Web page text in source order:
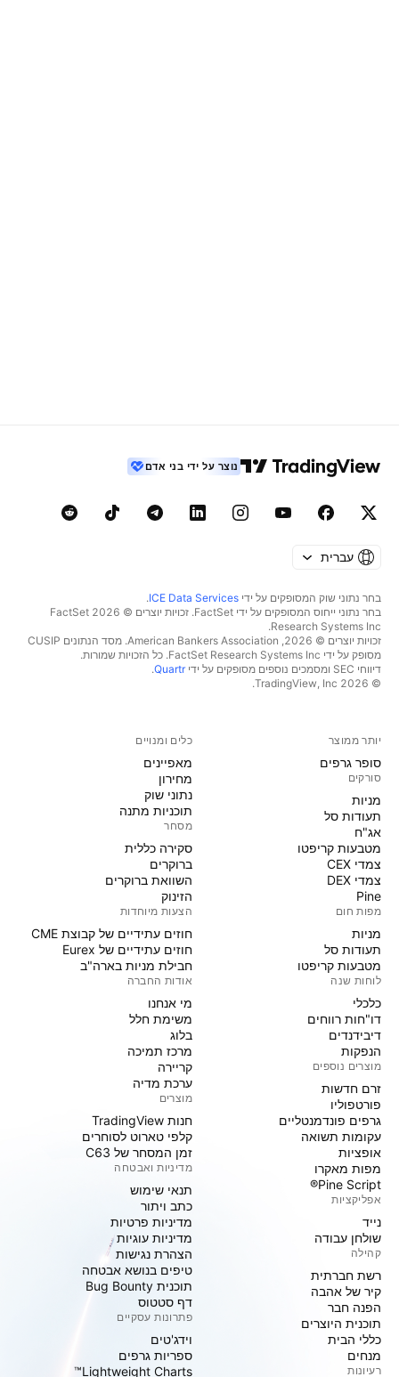
נוצר על ידי בני אדם
עברית
בחר נתוני שוק המסופקים על ידי ICE Data Services
.
בחר נתוני ייחוס המסופקים על ידי FactSet. זכויות יוצרים © 2026 ‏FactSet
Research Systems Inc.‏
זכויות יוצרים © 2026, ‏American Bankers Association. מסד הנתונים CUSIP
מסופק על ידי FactSet Research Systems Inc. כל הזכויות שמורות.
דיווחי SEC ומסמכים נוספים מסופקים על ידי
Quartr
.
© 2026 ‏TradingView, Inc.‏
יותר ממוצר
סופר גרפים
סורקים
מניות‏
תעודות סל
אג"ח
מטבעות קריפטו
צמדי CEX
צמדי DEX
Pine
מפות חום
מניות‏
תעודות סל
מטבעות קריפטו
לוחות שנה
כלכלי
דו"חות רווחים
דיבידנדים
הנפקות
מוצרים נוספים
זרם חדשות
פורטפוליו
גרפים פונדמנטליים
עקומות תשואה
אופציות
מפות מאקרו
Pine Script®
אפליקציות
נייד
שולחן עבודה
קהילה
רשת חברתית
קיר של אהבה
הפנה חבר
תוכנית היוצרים
כללי הבית
מנחים
רעיונות
כלים ומנויים
מאפיינים
מחירון
נתוני שוק
תוכניות מתנה
מסחר
סקירה כללית
ברוקרים
השוואת ברוקרים
הזינוק
הצעות מיוחדות
חוזים עתידיים של קבוצת CME
חוזים עתידיים של Eurex
חבילת מניות בארה"ב
אודות החברה
מי אנחנו
משימת חלל
בלוג
מרכז תמיכה
קריירה
ערכת מדיה
מוצרים
חנות TradingView
קלפי טארוט לסוחרים
זמן המסחר של C63
מדיניות ואבטחה
תנאי שימוש
כתב ויתור
מדיניות פרטיות
מדיניות עוגיות
הצהרת נגישות
טיפים בנושא אבטחה
תוכנית Bug Bounty
דף סטטוס
פתרונות עסקיים
וידג'טים
ספריות גרפים
Lightweight Charts™